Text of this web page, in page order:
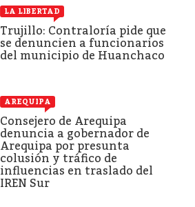
LA LIBERTAD
Trujillo: Contraloría pide que
se denuncien a funcionarios
del municipio de Huanchaco
AREQUIPA
Consejero de Arequipa
denuncia a gobernador de
Arequipa por presunta
colusión y tráfico de
influencias en traslado del
IREN Sur